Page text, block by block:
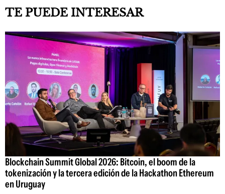
TE PUEDE INTERESAR
Blockchain Summit Global 2026: Bitcoin, el boom de la
tokenización y la tercera edición de la Hackathon Ethereum
en Uruguay